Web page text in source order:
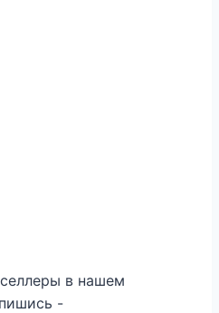
в нашем
-